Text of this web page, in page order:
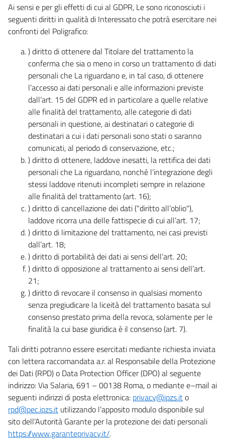
Ai sensi e per gli effetti di cui al GDPR, Le sono riconosciuti i
seguenti diritti in qualità di Interessato che potrà esercitare nei
confronti del Poligrafico:
) diritto di ottenere dal Titolare del trattamento la
conferma che sia o meno in corso un trattamento di dati
personali che La riguardano e, in tal caso, di ottenere
l’accesso ai dati personali e alle informazioni previste
dall’art. 15 del GDPR ed in particolare a quelle relative
alle finalità del trattamento, alle categorie di dati
personali in questione, ai destinatari o categorie di
destinatari a cui i dati personali sono stati o saranno
comunicati, al periodo di conservazione, etc.;
) diritto di ottenere, laddove inesatti, la rettifica dei dati
personali che La riguardano, nonché l’integrazione degli
stessi laddove ritenuti incompleti sempre in relazione
alle finalità del trattamento (art. 16);
) diritto di cancellazione dei dati ("diritto all’oblio"),
laddove ricorra una delle fattispecie di cui all’art. 17;
) diritto di limitazione del trattamento, nei casi previsti
dall’art. 18;
) diritto di portabilità dei dati ai sensi dell’art. 20;
) diritto di opposizione al trattamento ai sensi dell’art.
21;
) diritto di revocare il consenso in qualsiasi momento
senza pregiudicare la liceità del trattamento basata sul
consenso prestato prima della revoca, solamente per le
finalità la cui base giuridica è il consenso (art. 7).
Tali diritti potranno essere esercitati mediante richiesta inviata
con lettera raccomandata a.r. al Responsabile della Protezione
dei Dati (RPD) o Data Protection Officer (DPO) al seguente
indirizzo: Via Salaria, 691 – 00138 Roma, o mediante e–mail ai
seguenti indirizzi di posta elettronica: privacy@ipzs.ito
rpd@pec.ipzs.it utilizzando l’apposito modulo disponibile sul
sito dell’Autorità Garante per la protezione dei dati personali
https://www.garanteprivacy.it/.